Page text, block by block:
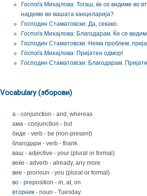
Госпоѓа Михајлова: Тогаш, ќе се видиме во
најдеме во вашата канцеларија?
Господин Стаматовски: Да, секако.
Госпоѓа Михајлова: Благодарам. Ќе се
Господин Стаматовски: Нема проблем,
Госпоѓа Михајлова: Пријатен одмор!
Господин Стаматовски: Благодарам.
Vocabulary (зборови)
а - conjunction - and, whereas
ама - conjunction - but
биде - verb - be (non-present)
благодари - verb - thank
ваш - adjective - your (plural or formal)
веќе - adverb - already, any more
вие - pronoun - you (plural or formal)
во - preposition - in, at, on
вторник - noun - Tuesday